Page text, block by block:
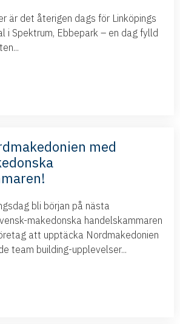
är det återigen dags för Linköpings
i Spektrum, Ebbepark – en dag fylld
med
bli början på nästa
makedonska handelskammaren
att upptäcka Nordmakedonien
team building-upplevelser...